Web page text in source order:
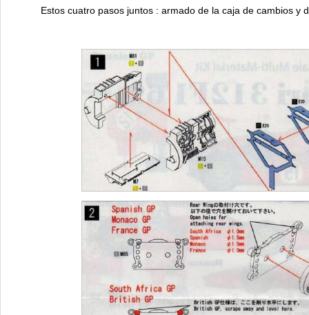
Estos cuatro pasos juntos : armado de la caja de cambios y